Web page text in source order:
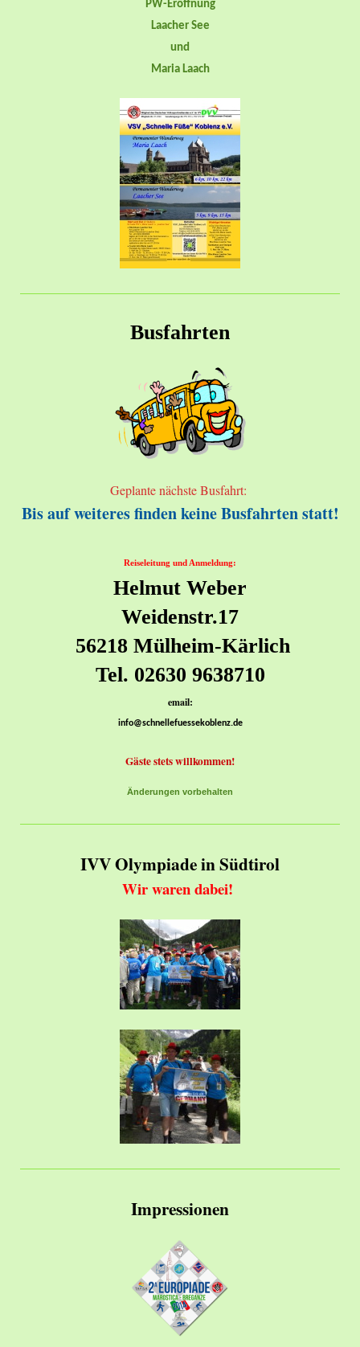
PW-Eröffnung
Laacher See
und
Maria Laach
Busfahrten
Geplante nächste Busfahrt:
Bis auf weiteres finden keine Busfahrten statt!
Reiseleitung und Anmeldung:
Helmut Weber
Weidenstr.17
56218 Mülheim-Kärlich
Tel. 02630 9638710
email:
info@schnellefuessekoblenz.de
Gäste stets willkommen!
Änderungen vorbehalten
IVV Olympiade in Südtirol
Wir waren dabei!
Impressionen